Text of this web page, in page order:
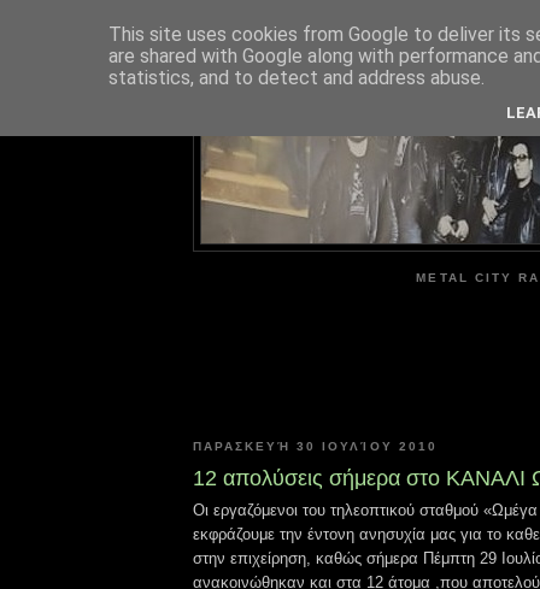
METAL CITY
ΠΑΡΑΣΚΕΥΉ 30 ΙΟΥΛΊΟΥ 2010
12 απολύσεις σήμερα στο
Οι εργαζόμενοι του τηλεοπτικού σταθμού
εκφράζουμε την έντονη ανησυχία μας για το
στην επιχείρηση, καθώς σήμερα Πέμπτη 29
ανακοινώθηκαν και στα 12 άτομα ,που
This site uses cookies from Google to deliver its
are shared with Google along with performance
statistics, and to detect and address abuse.